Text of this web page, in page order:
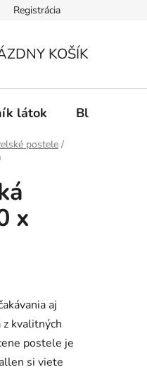
Spôsob platby
Registrácia
KOŠÍK
látok Blog
postele /
x
aj
z kvalitných
postele je
si viete